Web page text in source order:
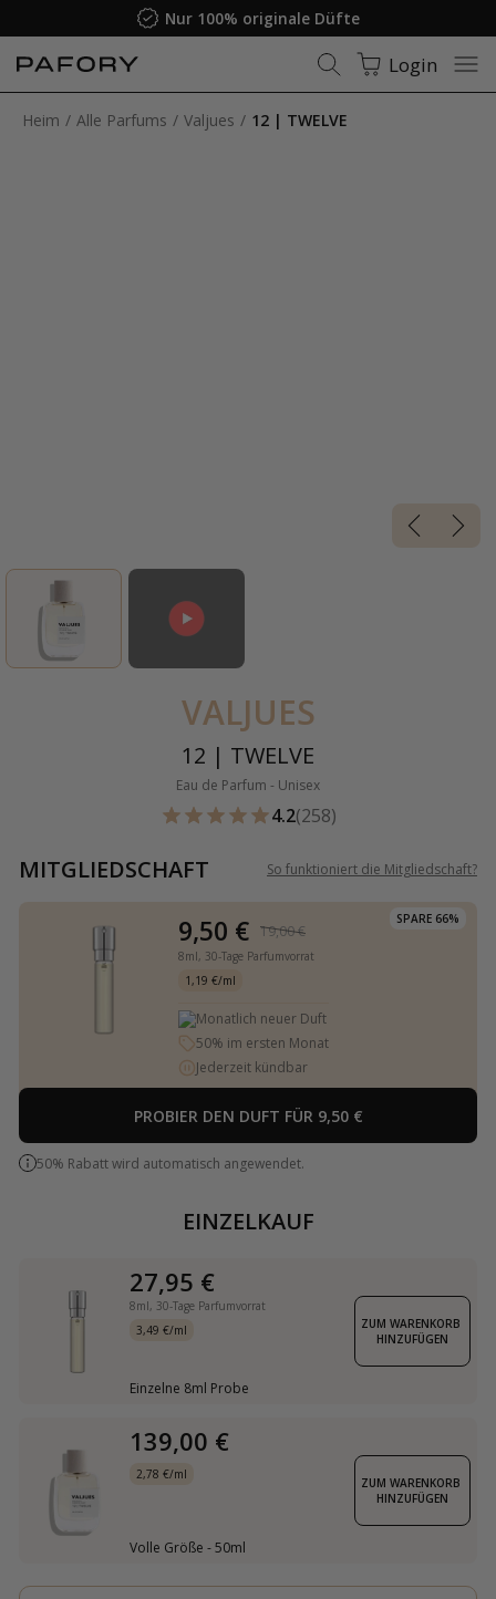
Nur 100% originale Düfte
Login
Heim Alle Parfums Valjues 12 | TWELVE
VALJUES
12 | TWELVE
Eau de Parfum - Unisex
4.2(258)
MITGLIEDSCHAFT So funktioniert die Mitgliedschaft?
SPARE 66%
9,50 € 19,00 €
8ml, 30-Tage Parfumvorrat
1,19 €/ml
Monatlich neuer Duft
50% im ersten Monat
Jederzeit kündbar
PROBIER DEN DUFT FÜR 9,50 €
50% Rabatt wird automatisch angewendet.
EINZELKAUF
27,95 €
8ml, 30-Tage Parfumvorrat
3,49 €/ml
Einzelne 8ml Probe
ZUM WARENKORB
HINZUFÜGEN
139,00 €
2,78 €/ml
Volle Größe - 50ml
ZUM WARENKORB
HINZUFÜGEN